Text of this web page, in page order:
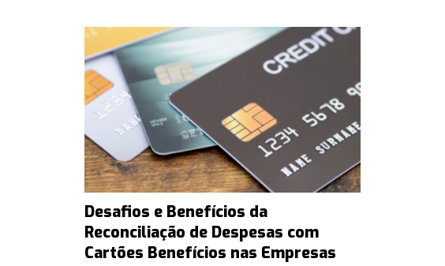
Desafios e Benefícios da
Reconciliação de Despesas com
Cartões Benefícios nas Empresas